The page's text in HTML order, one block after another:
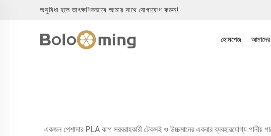
অসুবিধা হলে তাৎক্ষণিকভাবে আমার সাথে যোগাযোগ করুন!
হোমপেজ আমাদের
একজন পেশাদার PLA কাপ সরবরাহকারী টেকসই ও উচ্চমানের একবার ব্যবহারযোগ্য পানীয়